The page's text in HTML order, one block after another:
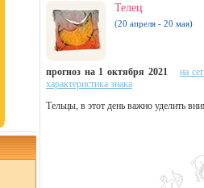
Телец
(20 апреля - 20 мая)
прогноз на 1 октября 2021
на
характеристика знака
Тельцы, в этот день важно уделить